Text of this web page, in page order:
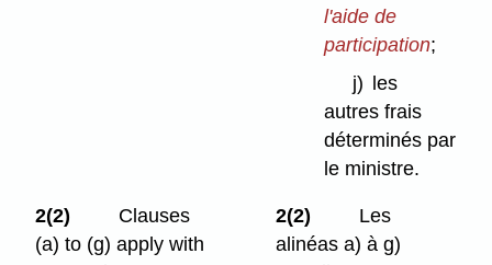
l'aide de
participation;
j) les
autres frais
déterminés par
le ministre.
2(2)
Clauses
(a) to (g) apply with
2(2)
Les
alinéas a) à g)